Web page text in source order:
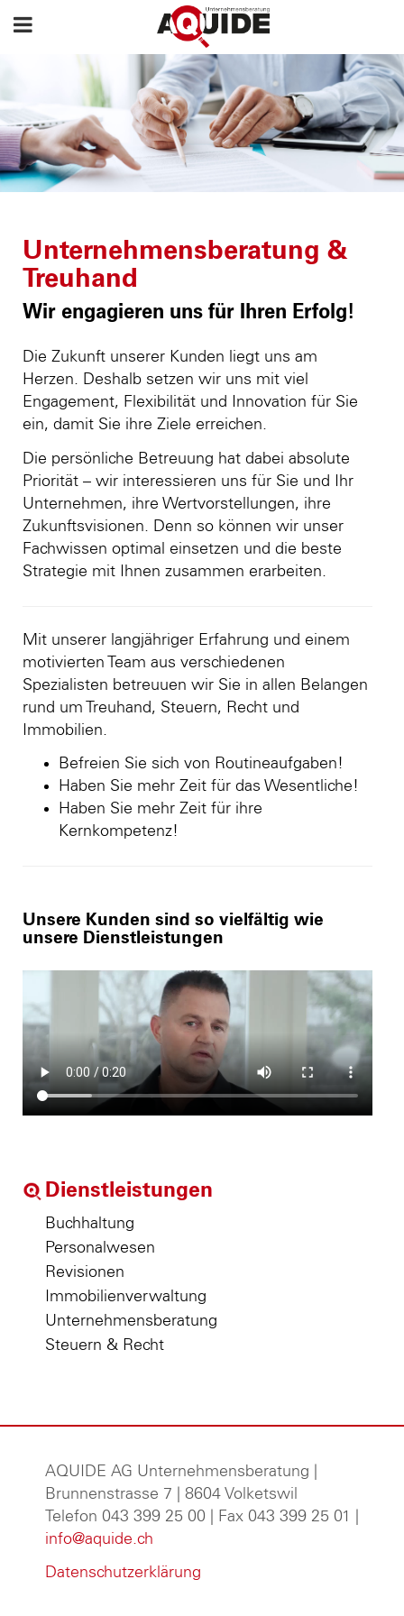
Unternehmensberatung &
Treuhand
Wir engagieren uns für Ihren Erfolg!
Die Zukunft unserer Kunden liegt uns am
Herzen. Deshalb setzen wir uns mit viel
Engagement, Flexibilität und Innovation für Sie
ein, damit Sie ihre Ziele erreichen.
Die persönliche Betreuung hat dabei absolute
Priorität – wir interessieren uns für Sie und Ihr
Unternehmen, ihre Wertvorstellungen, ihre
Zukunftsvisionen. Denn so können wir unser
Fachwissen optimal einsetzen und die beste
Strategie mit Ihnen zusammen erarbeiten.
Mit unserer langjähriger Erfahrung und einem
motivierten Team aus verschiedenen
Spezialisten betreuuen wir Sie in allen Belangen
rund um Treuhand, Steuern, Recht und
Immobilien.
Befreien Sie sich von Routineaufgaben!
Haben Sie mehr Zeit für das Wesentliche!
Haben Sie mehr Zeit für ihre
Kernkompetenz!
Unsere Kunden sind so vielfältig wie
unsere Dienstleistungen
Dienstleistungen
Buchhaltung
Personalwesen
Revisionen
Immobilienverwaltung
Unternehmensberatung
Steuern & Recht
AQUIDE AG Unternehmensberatung
Brunnenstrasse 7 | 8604 Volketswil
Telefon 043 399 25 00 | Fax 043 399 25 01 |
info@aquide.ch
Datenschutzerklärung